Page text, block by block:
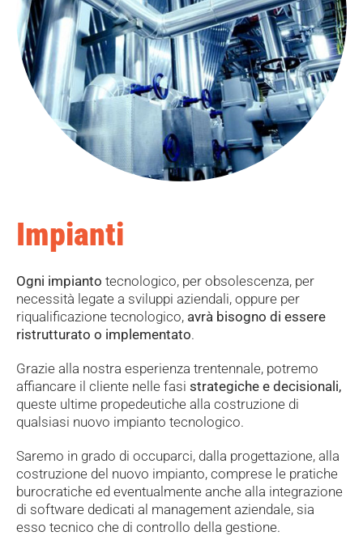
Impianti
Ogni impianto tecnologico, per obsolescenza, per
necessità legate a sviluppi aziendali, oppure per
riqualificazione tecnologico, avrà bisogno di essere
ristrutturato o implementato.
Grazie alla nostra esperienza trentennale, potremo
affiancare il cliente nelle fasi strategiche e decisionali,
queste ultime propedeutiche alla costruzione di
qualsiasi nuovo impianto tecnologico.
Saremo in grado di occuparci, dalla progettazione, alla
costruzione del nuovo impianto, comprese le pratiche
burocratiche ed eventualmente anche alla integrazione
di software dedicati al management aziendale, sia
esso tecnico che di controllo della gestione.